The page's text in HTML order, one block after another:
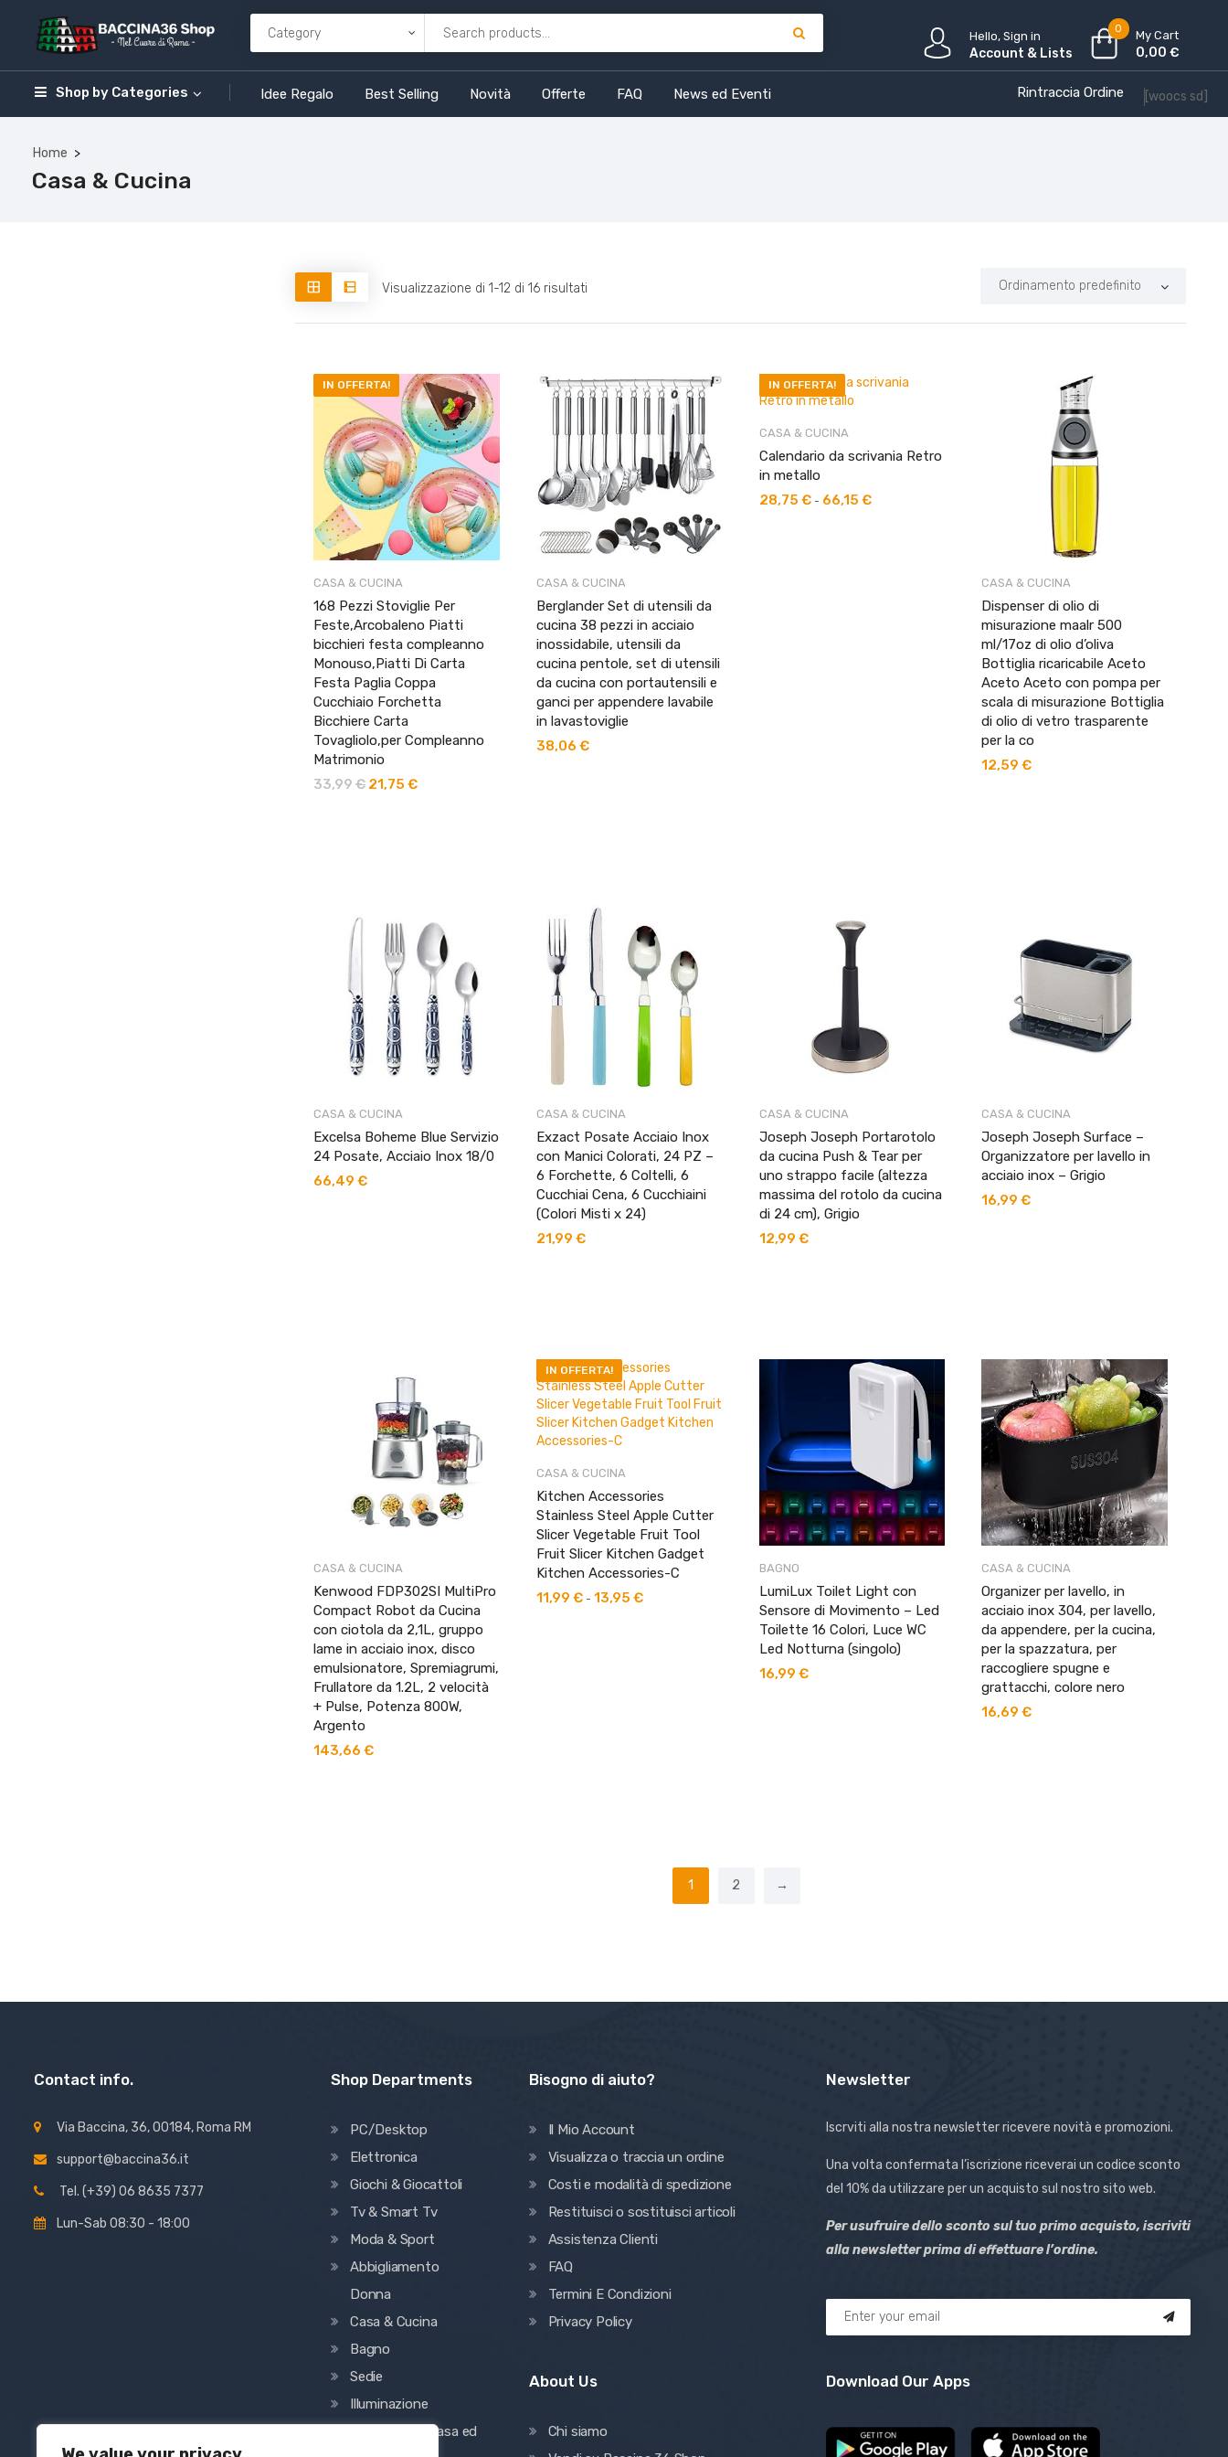
Hello, Sign in
Account & Lists
0 My Cart
0,00 €
Shop by Categories Idee Regalo Best Selling Novità Offerte FAQ News ed Eventi Rintraccia Ordine [woocs sd]
Home
Casa & Cucina
Visualizzazione di 1-12 di 16 risultati
IN OFFERTA!
CASA & CUCINA
168 Pezzi Stoviglie Per
Feste,Arcobaleno Piatti
bicchieri festa compleanno
Monouso,Piatti Di Carta
Festa Paglia Coppa
Cucchiaio Forchetta
Bicchiere Carta
Tovagliolo,per Compleanno
Matrimonio
33,99 € Il21,75 €Il
CASA & CUCINA
Berglander Set di utensili da
cucina 38 pezzi in acciaio
inossidabile, utensili da
cucina pentole, set di utensili
da cucina con portautensili e
ganci per appendere lavabile
in lavastoviglie
38,06 €
IN OFFERTA!
CASA & CUCINA
Calendario da scrivania Retro
in metallo
28,75 € - 66,15 €Fascia
CASA & CUCINA
Dispenser di olio di
misurazione maalr 500
ml/17oz di olio d’oliva
Bottiglia ricaricabile Aceto
Aceto Aceto con pompa per
scala di misurazione Bottiglia
di olio di vetro trasparente
per la co
12,59€
CASA & CUCINA
Excelsa Boheme Blue Servizio
24 Posate, Acciaio Inox 18/0
66,49 €
CASA & CUCINA
Exzact Posate Acciaio Inox
con Manici Colorati, 24 PZ –
6 Forchette, 6 Coltelli, 6
Cucchiai Cena, 6 Cucchiaini
(Colori Misti x 24)
21,99 €
CASA & CUCINA
Joseph Joseph Portarotolo
da cucina Push & Tear per
uno strappo facile (altezza
massima del rotolo da cucina
di 24 cm), Grigio
12,99 €
CASA & CUCINA
Joseph Joseph Surface –
Organizzatore per lavello in
acciaio inox – Grigio
16,99€
CASA & CUCINA
Kenwood FDP302SI MultiPro
Compact Robot da Cucina
con ciotola da 2,1L, gruppo
lame in acciaio inox, disco
emulsionatore, Spremiagrumi,
Frullatore da 1.2L, 2 velocità
+ Pulse, Potenza 800W,
Argento
143,66 €
IN OFFERTA!
CASA & CUCINA
Kitchen Accessories
Stainless Steel Apple Cutter
Slicer Vegetable Fruit Tool
Fruit Slicer Kitchen Gadget
Kitchen Accessories-C
11,99 € - 13,95 €Fascia
BAGNO
LumiLux Toilet Light con
Sensore di Movimento – Led
Toilette 16 Colori, Luce WC
Led Notturna (singolo)
16,99 €
CASA & CUCINA
Organizer per lavello, in
acciaio inox 304, per lavello,
da appendere, per la cucina,
per la spazzatura, per
raccogliere spugne e
grattacchi, colore nero
16,69€
1 2 →
Contact info.
Via Baccina, 36, 00184, Roma RM
support@baccina36.it
Tel. (+39) 06 8635 7377
Lun-Sab 08:30 - 18:00
Shop Departments
PC/Desktop
Elettronica
Giochi & Giocattoli
Tv & Smart Tv
Moda & Sport
Abbigliamento
Donna
Casa & Cucina
Bagno
Sedie
Illuminazione
Decorazione casa ed
Bisogno di aiuto?
Il Mio Account
Visualizza o traccia un ordine
Costi e modalità di spedizione
Restituisci o sostituisci articoli
Assistenza Clienti
FAQ
Termini E Condizioni
Privacy Policy
About Us
Chi siamo
Newsletter
Iscrviti alla nostra newsletter ricevere novità e promozioni.
Una volta confermata l’iscrizione riceverai un codice sconto
del 10% da utilizzare per un acquisto sul nostro sito web.
Per usufruire dello sconto sul tuo primo acquisto, iscriviti
alla newsletter prima di effettuare l’ordine.
Download Our Apps